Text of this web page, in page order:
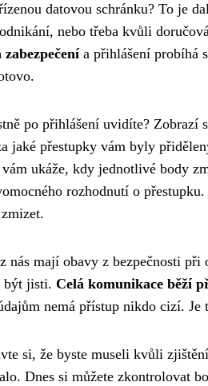
datovou schránku? To je
nebo třeba kvůli
a přihlášení probíhá
po přihlášení uvidíte? Zobrazí
jaké přestupky vám byly
vám ukáže, kdy jednotlivé body
rozhodnutí o
nás mají obavy z bezpečnosti při
být jisti. Celá komunikace běží
nemá přístup nikdo cizí. Je
si, že byste museli kvůli
Dnes si můžete zkontrolovat